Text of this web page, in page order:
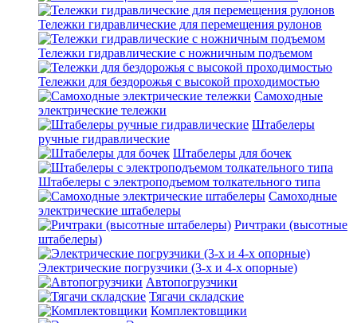
Тележки гидравлические для перемещения рулонов
Тележки гидравлические с ножничным подъемом
Тележки для бездорожья с высокой проходимостью
Самоходные
электрические тележки
Штабелеры
ручные гидравлические
Штабелеры для бочек
Штабелеры с электроподъемом толкательного типа
Самоходные
электрические штабелеры
Ричтраки (высотные
штабелеры)
Электрические погрузчики (3-х и 4-х опорные)
Автопогрузчики
Тягачи складские
Комплектовщики